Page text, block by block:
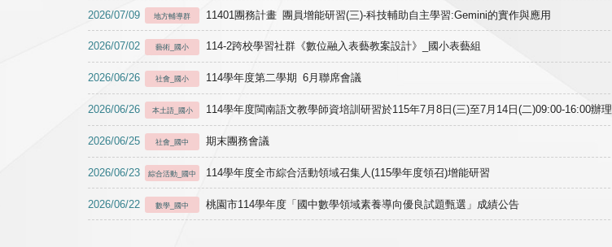
2026/07/09 地方輔導群 11401團務計畫 團員增能研習(三)-科技輔助自主學習:Gemini的實作與應用
2026/07/02 藝術_國小 114-2跨校學習社群《數位融入表藝教案設計》_國小表藝組
2026/06/26 社會_國小 114學年度第二學期 6月聯席會議
2026/06/26 本土語_國小 114學年度閩南語文教學師資培訓研習於115年7月8日(三)至7月14日(二)09:00-16:00辦理
2026/06/25 社會_國中 期末團務會議
2026/06/23 綜合活動_國中 114學年度全市綜合活動領域召集人(115學年度領召)增能研習
2026/06/22 數學_國中 桃園市114學年度「國中數學領域素養導向優良試題甄選」成績公告